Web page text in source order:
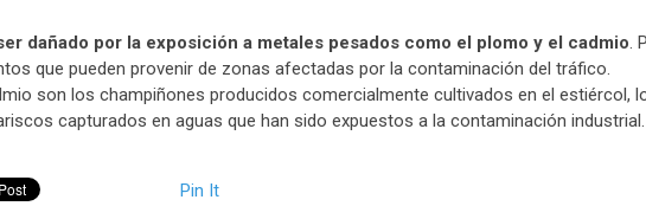
dañado por la exposición a metales pesados como el plomo y el cadmio.
que pueden provenir de zonas afectadas por la contaminación del tráfico.
son los champiñones producidos comercialmente cultivados en el estiércol,
capturados en aguas que han sido expuestos a la contaminación industrial.
Pin It